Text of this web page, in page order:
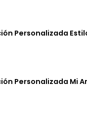
Personalizada
Personalizada Mi